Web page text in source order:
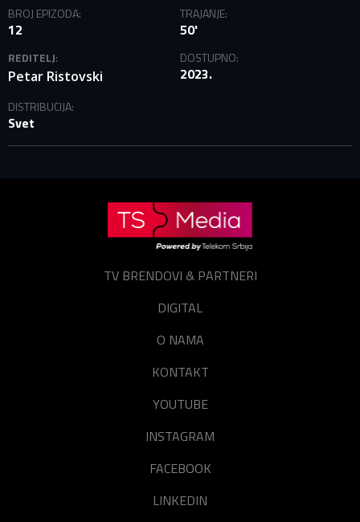
Vaša adresa e-pošte već postoji u našoj bazi podataka.
Molimo prijavite se na svoj nalog.
E-mail
Lozinka
Zaboravili ste lozinku?
E-mail
BROJ EPIZODA:
12
TRAJANJE:
50'
REDITELJ:
Petar Ristovski
DOSTUPNO:
2023.
DISTRIBUCIJA:
Svet
TV BRENDOVI & PARTNERI
DIGITAL
O NAMA
KONTAKT
YOUTUBE
INSTAGRAM
FACEBOOK
LINKEDIN